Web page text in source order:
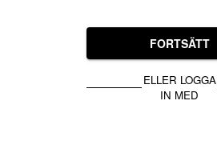
FORTSÄTT
ELLER LOGGA
IN MED